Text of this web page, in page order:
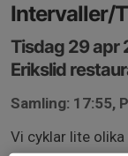
Intervaller/
Tisdag 29 apr
Erikslid
Samling: 17:55,
Vi cyklar lite